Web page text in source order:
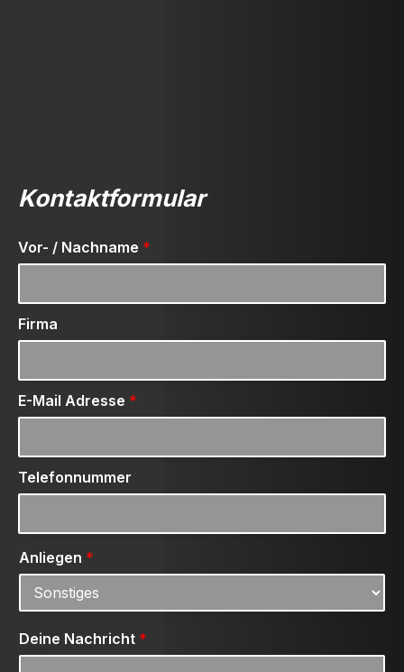
Kontaktformular
Vor- / Nachname *
Firma
E-Mail Adresse *
Telefonnummer
Anliegen *
Deine Nachricht *